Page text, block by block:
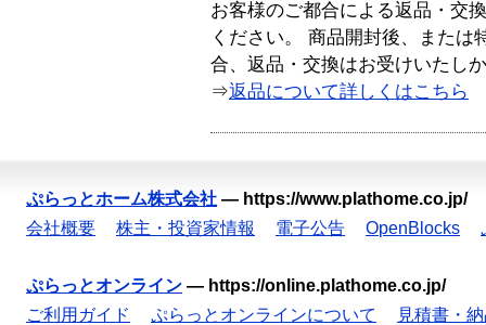
お客様のご都合による返品・交
ください。 商品開封後、または
合、返品・交換はお受けいたし
⇒返品について詳しくはこちら
ぷらっとホーム株式会社 — https://www.plathome.co.jp/
会社概要
株主・投資家情報 電子公告 OpenBlocks
ぷらっとオンライン — https://online.plathome.co.jp/
ご利用ガイド
ぷらっとオンラインについて
見積書・